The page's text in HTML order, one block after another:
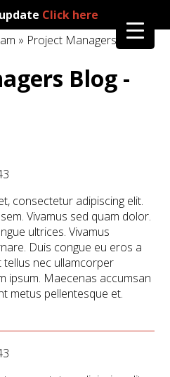
Click here
» Project Managers Blog
Blog -
consectetur adipiscing elit.
Vivamus sed quam dolor.
ultrices. Vivamus
Duis congue eu eros a
nec ullamcorper
ipsum. Maecenas accumsan
metus pellentesque et.